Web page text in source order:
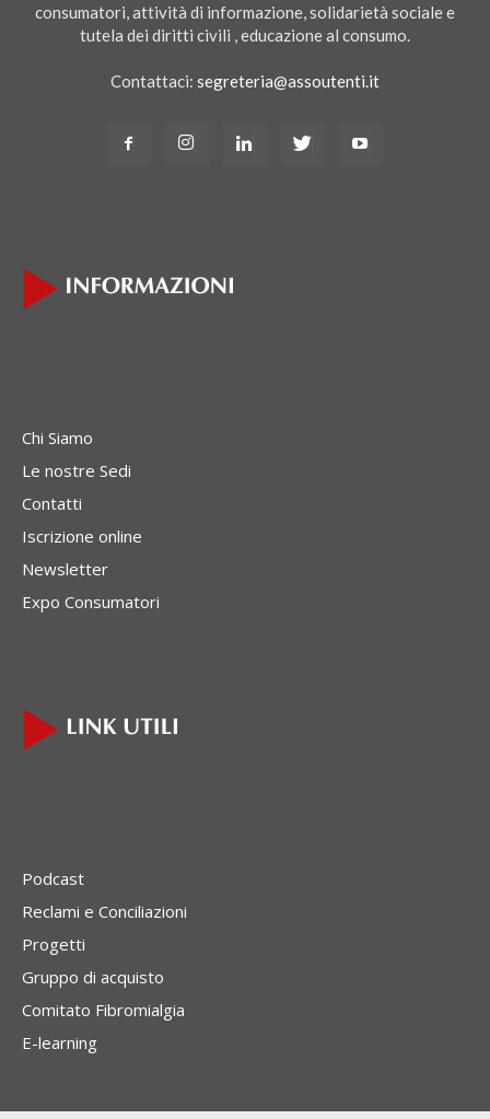
consumatori, attività di informazione, solidarietà sociale e
tutela dei diritti civili , educazione al consumo.
Contattaci: segreteria@assoutenti.it
Chi Siamo
Le nostre Sedi
Contatti
Iscrizione online
Newsletter
Expo Consumatori
Podcast
Reclami e Conciliazioni
Progetti
Gruppo di acquisto
Comitato Fibromialgia
E-learning